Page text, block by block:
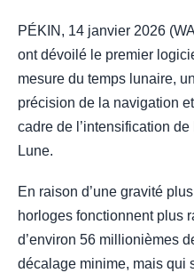
PÉKIN, 14 janvier 2026
ont dévoilé le premier
mesure du temps lunaire,
précision de la navigation
cadre de l’intensification
Lune.
En raison d’une gravité
horloges fonctionnent plus
d’environ 56 millionièmes
décalage minime, mais qui